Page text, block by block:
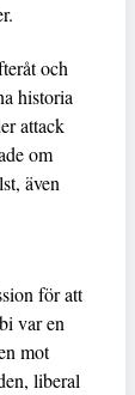
och
historia
attack
om
även
för att
var en
mot
liberal